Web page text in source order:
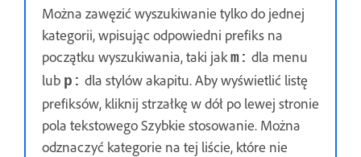
Można zawęzić wyszukiwanie tylko do jednej
kategorii, wpisując odpowiedni prefiks na
początku wyszukiwania, taki jak m: dla menu
lub p: dla stylów akapitu. Aby wyświetlić listę
prefiksów, kliknij strzałkę w dół po lewej stronie
pola tekstowego Szybkie stosowanie. Można
odznaczyć kategorie na tej liście, które nie